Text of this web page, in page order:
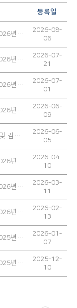
등록일
폴리오 해외 발생소식(2026년 7월)
2026-08-
06
폴리오 해외 발생소식(2026년 6월)
2026-07-
21
폴리오 해외 발생소식(2026년 5월)
2026-07-
01
폴리오 해외 발생소식(2026년 4월)
2026-06-
09
에볼라바이러스병 확산 및 감염 예방을 위한 안내
2026-06-
05
폴리오 해외 발생소식(2026년 3월)
2026-04-
10
폴리오 해외 발생소식(2026년 2월)
2026-03-
11
폴리오 해외 발생소식(2026년 1월)
2026-02-
13
폴리오 해외 발생소식(2025년 12월)
2026-01-
07
폴리오 해외 발생소식(2025년 11월)
2025-12-
10